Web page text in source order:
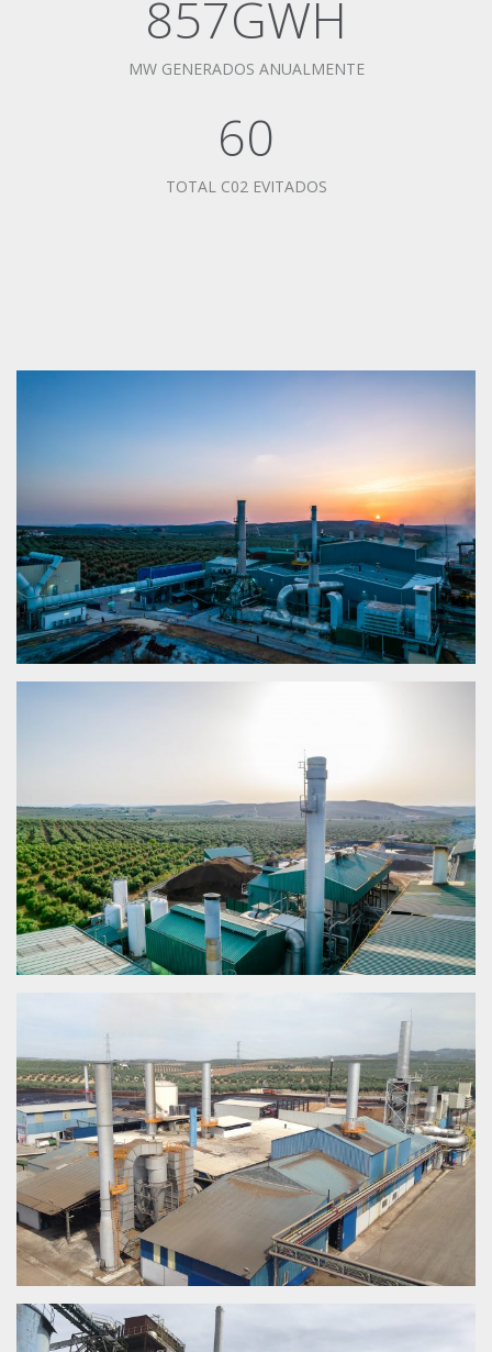
857GWH
MW GENERADOS ANUALMENTE
60
TOTAL C02 EVITADOS
BIOENERGÉTICA EGABRENSE –
COGENERACIÓN – CABRA (CÓRDOBA)
CABRA (CÓRDOBA)
BIOENERGÉTICA EGABRENSE – BIOMASA –